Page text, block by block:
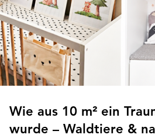
Wie aus 10 m² ein
wurde – Waldtiere &